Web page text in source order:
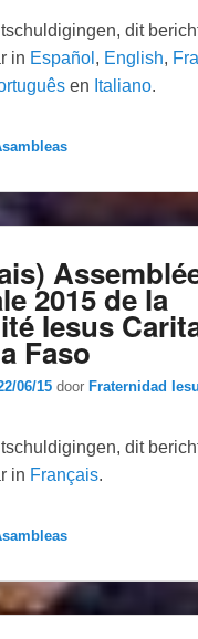
dit
in Español , English,
en Italiano.
2015 de la
Iesus
Faso
06/15 door Fraternidad
dit
in Français.